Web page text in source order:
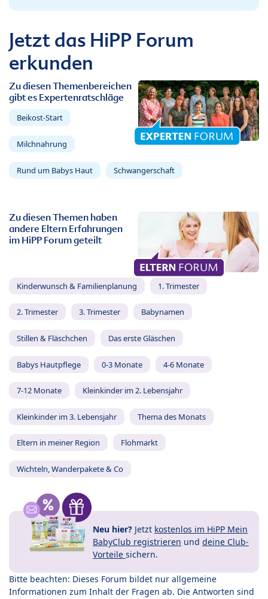
Jetzt das HiPP Forum
erkunden
Zu diesen Themenbereichen
gibt es Expertenratschläge
Beikost-Start
Milchnahrung
Rund um Babys Haut Schwangerschaft
Zu diesen Themen haben
andere Eltern Erfahrungen
im HiPP Forum geteilt
Kinderwunsch & Familienplanung 1. Trimester
2. Trimester 3. Trimester Babynamen
Stillen & Fläschchen Das erste Gläschen
Babys Hautpflege 0-3 Monate 4-6 Monate
7-12 Monate Kleinkinder im 2. Lebensjahr
Kleinkinder im 3. Lebensjahr Thema des Monats
Eltern in meiner Region Flohmarkt
Wichteln, Wanderpakete & Co
Neu hier? Jetzt kostenlos im HiPP Mein
BabyClub registrieren und deine Club-
Vorteile sichern.
Bitte beachten: Dieses Forum bildet nur allgemeine
Informationen zum Inhalt der Fragen ab. Die Antworten sind